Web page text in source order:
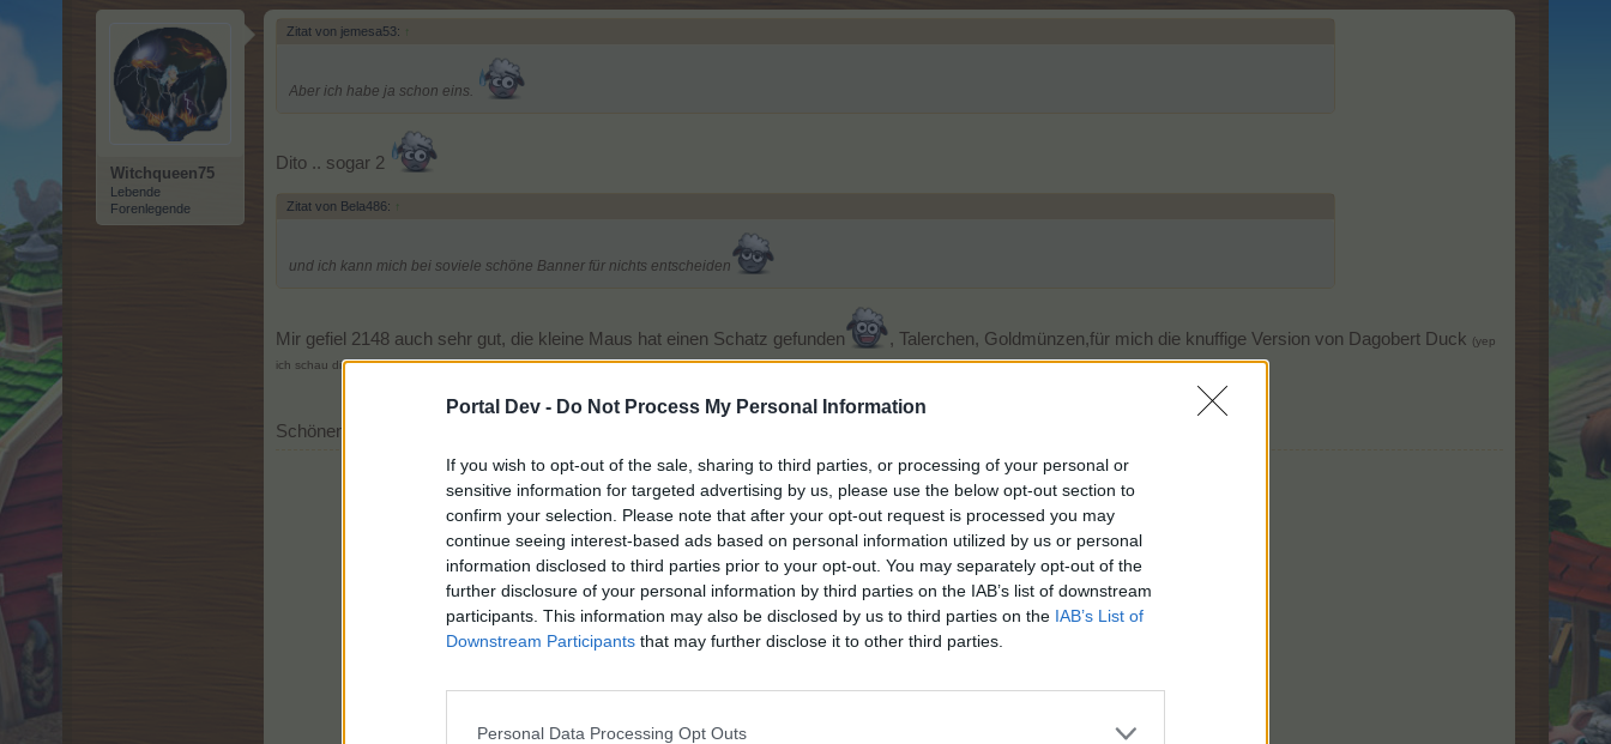
Portal Dev - Do Not Process My Personal Information
If you wish to opt-out of the sale, sharing to third parties, or processing of your personal or
sensitive information for targeted advertising by us, please use the below opt-out section to
confirm your selection. Please note that after your opt-out request is processed you may
continue seeing interest-based ads based on personal information utilized by us or personal
information disclosed to third parties prior to your opt-out. You may separately opt-out of the
further disclosure of your personal information by third parties on the IAB’s list of downstream
participants. This information may also be disclosed by us to third parties on the IAB’s List of
Downstream Participants that may further disclose it to other third parties.
Personal Data Processing Opt Outs
Witchqueen75
Lebende
Forenlegende
Zitat von jemesa53: ↑
Aber ich habe ja schon eins.
Dito .. sogar 2
Zitat von Bela486: ↑
und ich kann mich bei soviele schöne Banner für nichts entscheiden
Mir gefiel 2148 auch sehr gut, die kleine Maus hat einen Schatz gefunden , Talerchen, Goldmünzen,für mich die knuffige Version von Dagobert Duck (yep
ich schau die Kleidchen immer iwie mit anderen Augen).
Schönen Samstag @all!